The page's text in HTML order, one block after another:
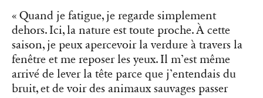
« Quand je fatigue, je regarde simplement
dehors. Ici, la nature est toute proche. À cette
saison, je peux apercevoir la verdure à travers la
fenêtre et me reposer les yeux. Il m’est même
arrivé de lever la tête parce que j’entendais du
bruit, et de voir des animaux sauvages passer